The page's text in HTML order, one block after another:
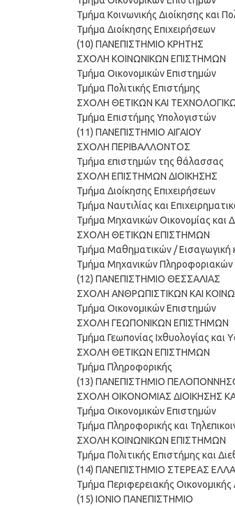
Τμήμα Κοινωνικής Διοίκησης και
Τμήμα Διοίκησης Επιχειρήσεων
(10) ΠΑΝΕΠΙΣΤΗΜΙΟ ΚΡΗΤΗΣ
ΣΧΟΛΗ ΚΟΙΝΩΝΙΚΩΝ ΕΠΙΣΤΗΜΩΝ
Τμήμα Οικονομικών Επιστημών
Τμήμα Πολιτικής Επιστήμης
ΣΧΟΛΗ ΘΕΤΙΚΩΝ ΚΑΙ
Τμήμα Επιστήμης Υπολογιστών
(11) ΠΑΝΕΠΙΣΤΗΜΙΟ ΑΙΓΑΙΟΥ
ΣΧΟΛΗ ΠΕΡΙΒΑΛΛΟΝΤΟΣ
Τμήμα επιστημών της θάλασσας
ΣΧΟΛΗ ΕΠΙΣΤΗΜΩΝ ΔΙΟΙΚΗΣΗΣ
Τμήμα Διοίκησης Επιχειρήσεων
Τμήμα Ναυτιλίας και
Τμήμα Μηχανικών Οικονομίας και
ΣΧΟΛΗ ΘΕΤΙΚΩΝ ΕΠΙΣΤΗΜΩΝ
Τμήμα Μαθηματικών / Εισαγωγική
Τμήμα Μηχανικών Πληροφοριακών
(12) ΠΑΝΕΠΙΣΤΗΜΙΟ ΘΕΣΣΑΛΙΑΣ
ΣΧΟΛΗ ΑΝΘΡΩΠΙΣΤΙΚΩΝ ΚΑΙ
Τμήμα Οικονομικών Επιστημών
ΣΧΟΛΗ ΓΕΩΠΟΝΙΚΩΝ ΕΠΙΣΤΗΜΩΝ
Τμήμα Γεωπονίας Ιχθυολογίας και
ΣΧΟΛΗ ΘΕΤΙΚΩΝ ΕΠΙΣΤΗΜΩΝ
Τμήμα Πληροφορικής
(13) ΠΑΝΕΠΙΣΤΗΜΙΟ
ΣΧΟΛΗ ΟΙΚΟΝΟΜΙΑΣ ΔΙΟΙΚΗΣΗΣ
Τμήμα Οικονομικών Επιστημών
Τμήμα Πληροφορικής και
ΣΧΟΛΗ ΚΟΙΝΩΝΙΚΩΝ ΕΠΙΣΤΗΜΩΝ
Τμήμα Πολιτικής Επιστήμης και
(14) ΠΑΝΕΠΙΣΤΗΜΙΟ ΣΤΕΡΕΑΣ
Τμήμα Περιφερειακής
(15) ΙΟΝΙΟ ΠΑΝΕΠΙΣΤΗΜΙΟ